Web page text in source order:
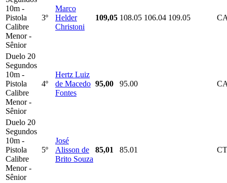
10m -
Pistola
Calibre
Menor -
Sênior
3º
Marco
Helder
Christoni
109,05 108.05 106.04 109.05
Duelo 20
Segundos
10m -
Pistola
Calibre
Menor -
Sênior
4º
Hertz Luiz
de Macedo
Fontes
95,00 95.00
Duelo 20
Segundos
10m -
Pistola
Calibre
Menor -
Sênior
5º
José
Alisson de
Brito Souza
85,01 85.01